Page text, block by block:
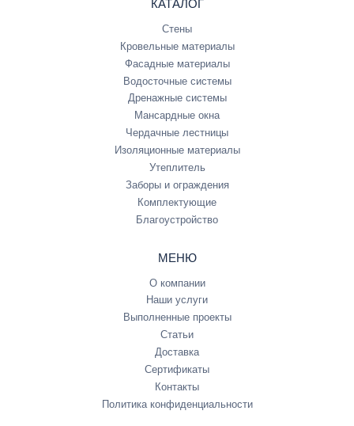
КАТАЛОГ
Стены
Кровельные материалы
Фасадные материалы
Водосточные системы
Дренажные системы
Мансардные окна
Чердачные лестницы
Изоляционные материалы
Утеплитель
Заборы и ограждения
Комплектующие
Благоустройство
МЕНЮ
О компании
Наши услуги
Выполненные проекты
Статьи
Доставка
Сертификаты
Контакты
Политика конфиденциальности